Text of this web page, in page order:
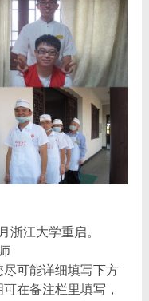
浙江大学重启。
可能详细填写下方
在备注栏里填写，